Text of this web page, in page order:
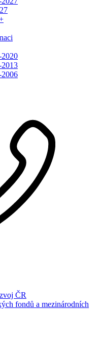
ČR
fondů a mezinárodních